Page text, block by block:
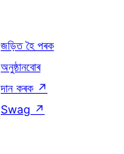
জড়িত হৈ পৰক
অনুষ্ঠানবোৰ
দান কৰক ↗
Swag ↗